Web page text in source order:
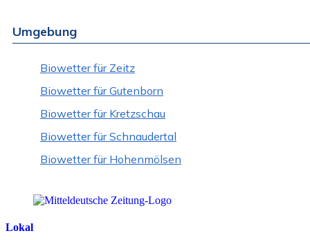
Umgebung
Biowetter für Zeitz
Biowetter für Gutenborn
Biowetter für Kretzschau
Biowetter für Schnaudertal
Biowetter für Hohenmölsen
Lokal